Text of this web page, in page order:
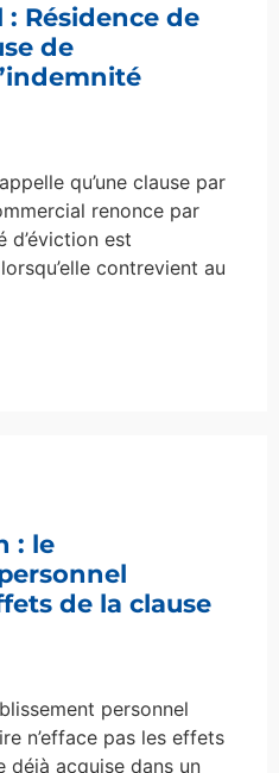
Résidence de
de
qu’une clause par
renonce par
d’éviction est
contrevient au
: le
de la clause
personnel
n’efface pas les effets
déjà acquise dans un